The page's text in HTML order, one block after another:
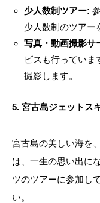
少人数制ツアー:
少人数制のツアー
写真・動画撮影サ
ビスも行っていま
撮影します。
5. 宮古島ジェットス
宮古島の美しい海を
は、一生の思い出に
ツのツアーに参加し
い。